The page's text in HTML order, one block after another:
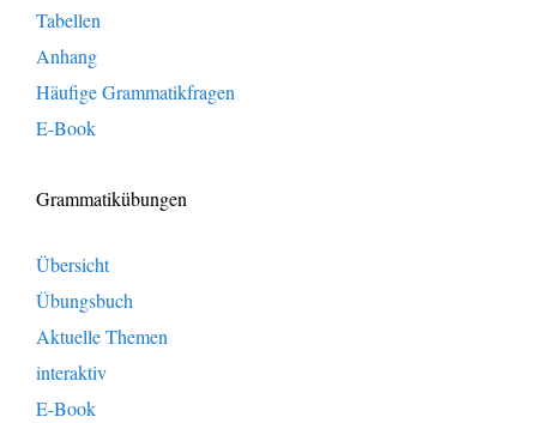
Tabellen
Anhang
Häufige Grammatikfragen
E-Book
Grammatikübungen
Übersicht
Übungsbuch
Aktuelle Themen
interaktiv
E-Book